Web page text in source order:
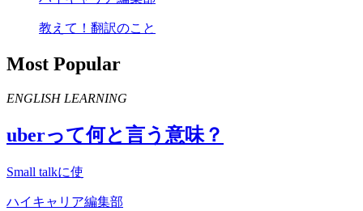
教えて！翻訳のこと
Most Popular
ENGLISH LEARNING
uberって何と言う意味？
Small talkに使
ハイキャリア編集部